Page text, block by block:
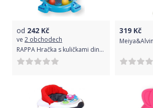
od 242 Kč
ve 2 obchodech
RAPPA Hračka s kuličkami dinosaurus
319 Kč